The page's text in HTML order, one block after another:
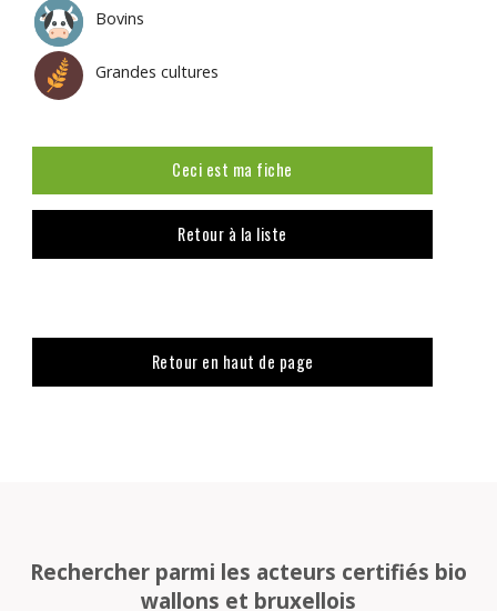
Bovins
Grandes cultures
Ceci est ma fiche
Retour à la liste
Retour en haut de page
Rechercher parmi les acteurs certifiés bio
wallons et bruxellois